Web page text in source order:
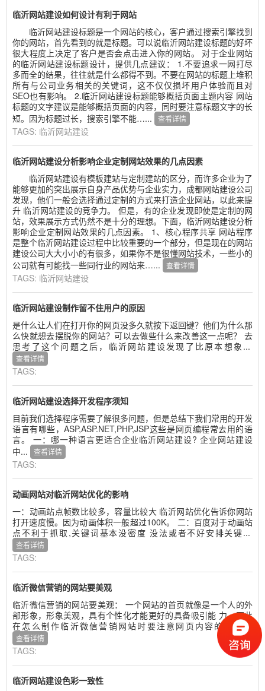
临沂网站建设如何设计有利于网站
临沂网站建设标题是一个网站的核心，客户通过搜索引擎找到
你的网站，首先看到的就是标题。可以说临沂网站建设标题的好坏
很大程度上决定了客户是否会点击进入你的网站。 对于企业网站
的临沂网站建设标题设计，提供几点建议： 1.不要追求一网打尽
多而全的结果，往往就是什么都得不到。不要在网站的标题上堆积
所有与公司业务相关的关键词，这不仅仅损坏用户体验而且对
SEO也有影响。 2.临沂网站建设标题能够概括页面主题内容 网站
标题的文字建议是能够概括页面的内容，同时要注意标题文字的长
短。因为标题过长，搜索引擎不能…...
查看详情
TAGS: 临沂网站建设
临沂网站建设分析影响企业定制网站效果的几点因素
临沂网站建设有模板建站与定制建站的区分，而许多企业为了
能够更加的突出展示自身产品优势与企业实力，成都网站建设公司
发现，他们一般会选择通过定制的方式来打造企业网站，以此来提
升 临沂网站建设的竞争力。 但是，有的企业发现即使是定制的网
站，效果展示方式仍然不是十分的理想。下面，临沂网站建设分析
影响企业定制网站效果的几点因素。 1、核心程序共享 网站程序
是整个临沂网站建设过程中比较重要的一个部分，但是现在的网站
建设公司大大小小的有很多，如果你不是很懂网站技术，一些小的
公司就有可能找一些同行业的网站来…...
查看详情
TAGS: 临沂网站建设
临沂网站建设制作留不住用户的原因
是什么让人们在打开你的网页没多久就按下返回键？他们为什么那
么快就想去摆脱你的网站？可以去做些什么来改善这一点呢？ 去
思考了这个问题之后，临沂网站建设发现了比原本想象...
查看详情
TAGS:
临沂网站建设选择开发程序须知
目前我们选择程序需要了解很多问题，但是总结下我们常用的开发
语言有哪些，ASP,ASP.NET,PHP,JSP这些是网页编程常去用的语
言。 一：哪一种语言更适合企业临沂网站建设? 企业网站建设
中...
查看详情
TAGS:
动画网站对临沂网站优化的影响
一：动画站点帧数比较多，容量比较大 临沂网站优化告诉你网站
打开速度慢。因为动画体积一般超过100K。 二：百度对于动画站
点不利于抓取,关键词基本没密度 没法或者不好安排关键...
查看详情
TAGS:
临沂微信营销的网站要美观
临沂微信营销的网站要美观： 一个网站的首页就像是一个人的外
部形象，形象美观，具有个性化才能更好的具备吸引能 力。因此
在怎么制作临沂微信营销网站时要注意网页内容的美观...
查看详情
TAGS:
临沂网站建设色彩一致性